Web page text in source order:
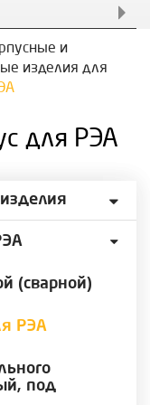
и
изделия для
для РЭА
(сварной)
РЭА
под